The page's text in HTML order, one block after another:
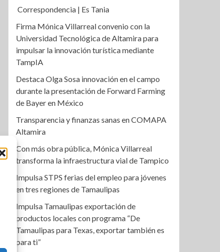
Correspondencia | Es Tania
Firma Mónica Villarreal convenio con la
Universidad Tecnológica de Altamira para
impulsar la innovación turística mediante
TampIA
Destaca Olga Sosa innovación en el campo
durante la presentación de Forward Farming
de Bayer en México
Transparencia y finanzas sanas en COMAPA
Altamira
Con más obra pública, Mónica Villarreal
transforma la infraestructura vial de Tampico
Impulsa STPS ferias del empleo para jóvenes
en tres regiones de Tamaulipas
Impulsa Tamaulipas exportación de
productos locales con programa “De
Tamaulipas para Texas, exportar también es
para ti”